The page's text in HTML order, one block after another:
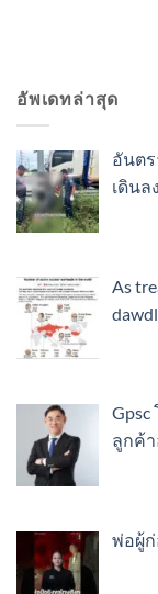
อัพเดทล่าสุด
อันตร
เดินล
As
Gpsc
ลูกค้
พ่อผู้